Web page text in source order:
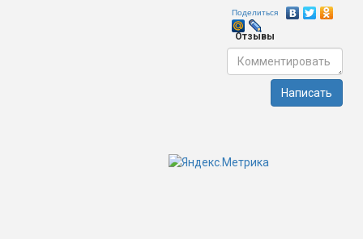
Поделиться
Отзывы
Написать